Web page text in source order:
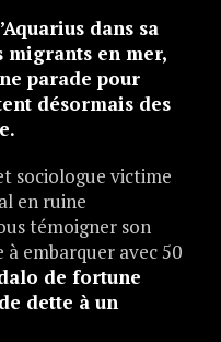
dans sa
migrants en mer,
parade pour
désormais des
sociologue victime
en ruine
témoigner son
à embarquer avec 50
de fortune
dette à un